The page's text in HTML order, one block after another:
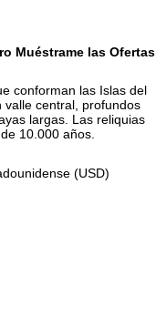
Muéstrame las Ofertas
conforman las Islas del
valle central, profundos
largas. Las reliquias
10.000 años.
(USD)